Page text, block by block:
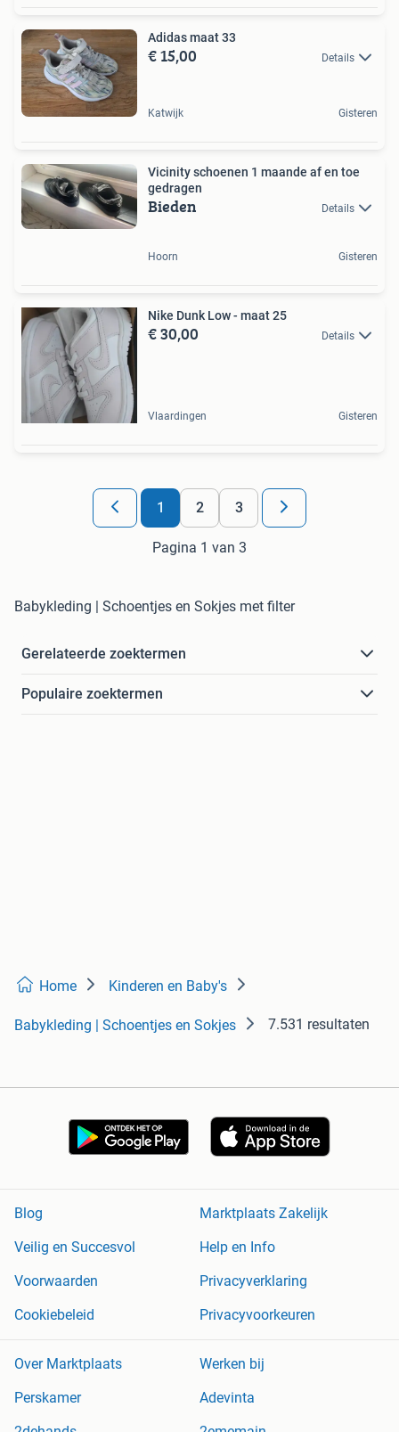
Adidas maat 33
€ 15,00 Details
Katwijk Gisteren
Vicinity schoenen 1 maande af en toe
gedragen
Bieden Details
Hoorn Gisteren
Nike Dunk Low - maat 25
€ 30,00 Details
Vlaardingen Gisteren
1 2 3
Pagina 1 van 3
Babykleding | Schoentjes en Sokjes met filter
Gerelateerde zoektermen
Populaire zoektermen
Home Kinderen en Baby's
Babykleding | Schoentjes en Sokjes 7.531 resultaten
Blog
Marktplaats Zakelijk
Veilig en Succesvol
Help en Info
Voorwaarden
Privacyverklaring
Cookiebeleid
Privacyvoorkeuren
Over Marktplaats
Werken bij
Perskamer
Adevinta